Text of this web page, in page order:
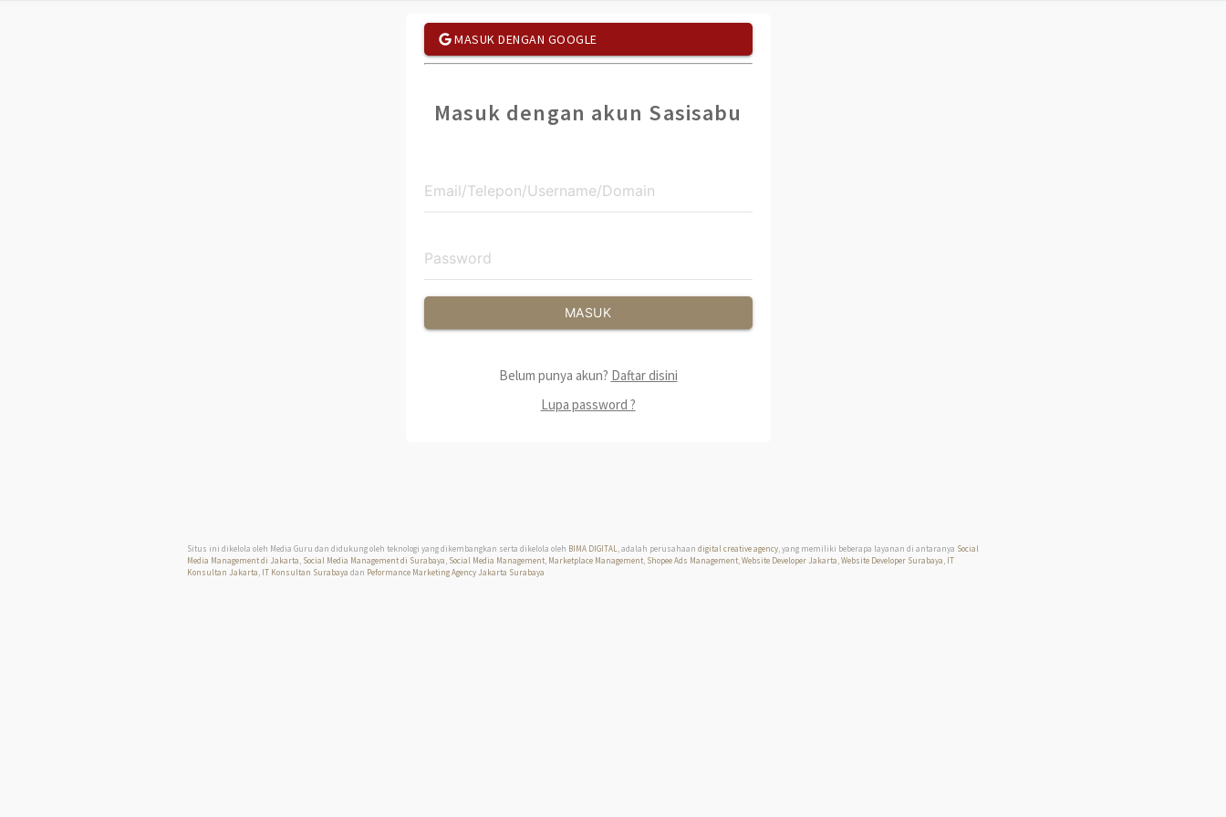
MASUK DENGAN GOOGLE
Masuk dengan akun Sasisabu
MASUK
Belum punya akun? Daftar disini
Lupa password ?
Situs ini dikelola oleh Media Guru dan didukung oleh teknologi yang dikembangkan serta dikelola oleh BIMA DIGITAL , adalah perusahaan digital creative agency, yang memiliki beberapa layanan di antaranya Social
Media Management di Jakarta Social Media Management di Surabaya Social Media Management, Marketplace Management, Shopee Ads Management, Website Developer Jakarta Website Developer Surabaya IT
Konsultan Jakarta IT Konsultan Surabaya dan Peformance Marketing Agency Jakarta Surabaya